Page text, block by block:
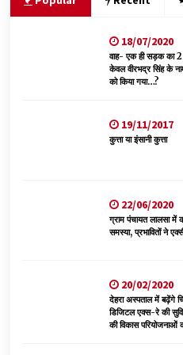
हिमाचल सरकार मछुआरों को
उपकरणों पर डे रही 70 से
08/08/2026
हमला, मांगा इस्तीफा
08/08/2026
सरकार ने सेब उत्पादकों की तोड़ी
07/08/2026
18/07/2020
वाह- एक ही सड़क का 2
केवल वीरभद्र सिंह के
को किया गया…?
19/11/2017
कुत्ता या इंसानी कुत्ता
22/06/2020
ग्राम पंचायत लालसा में
समस्या, प्रभावितों ने
20/02/2020
देहरा अस्पताल में बढ़ेंगे
डिजिटल एक्स-रे की
की विकास परियोजनाओं